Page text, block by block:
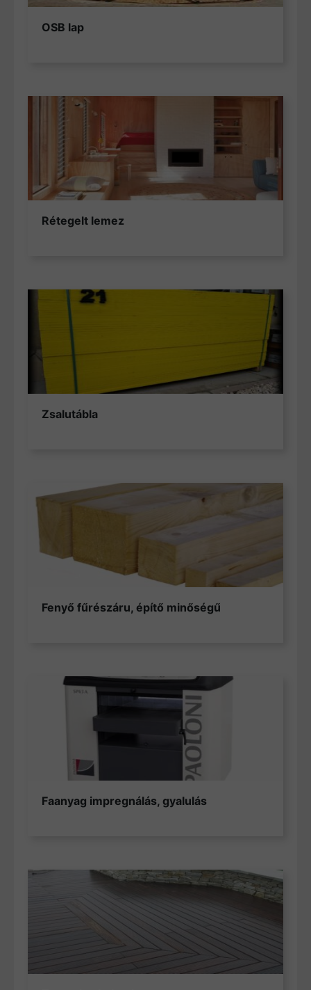
OSB lap
Rétegelt lemez
Zsalutábla
Fenyő fűrészáru, építő minőségű
Faanyag impregnálás, gyalulás